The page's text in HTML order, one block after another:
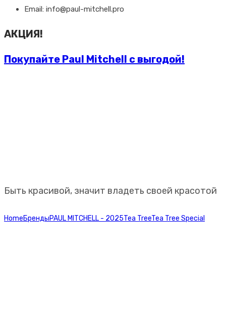
Email: info@paul-mitchell.pro
АКЦИЯ!
Покупайте Paul Mitchell с выгодой!
Быть красивой, значит владеть своей красотой
HomeБрендыPAUL MITCHELL - 2025Tea TreeTea Tree Special